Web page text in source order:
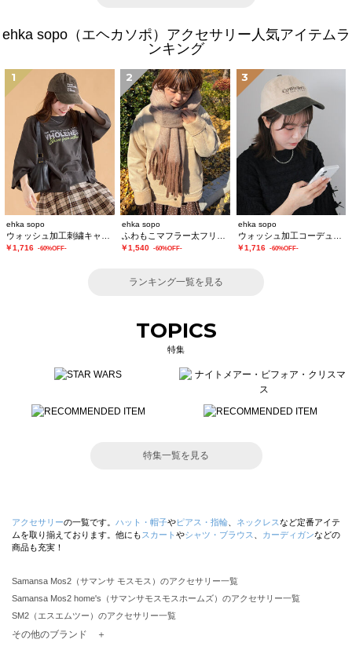
ehka sopo（エヘカソポ）アクセサリー人気アイテムラ
ンキング
1
ehka sopo
￥1,716 -60%OFF-
2
ehka sopo
￥1,540 -60%OFF-
3
ehka sopo
￥1,716 -60%OFF-
ランキング一覧を見る
TOPICS
特集
特集一覧を見る
アクセサリーの一覧です。 ハット・帽子やピアス・指輪 ネックレスなど定番アイテ
ムを取り揃えております。他にも スカート やシャツ・ブラウス カーディガンなどの
商品も充実！
Samansa Mos2（サマンサ モスモス）のアクセサリー一覧
Samansa Mos2 home's（サマンサモスモスホームズ）のアクセサリー一覧
SM2（エスエムツー）のアクセサリー一覧
TSUHARU by Samansa Mos2（ツハルバイサマンサモスモス）のアクセサリー一覧
その他のブランド ＋